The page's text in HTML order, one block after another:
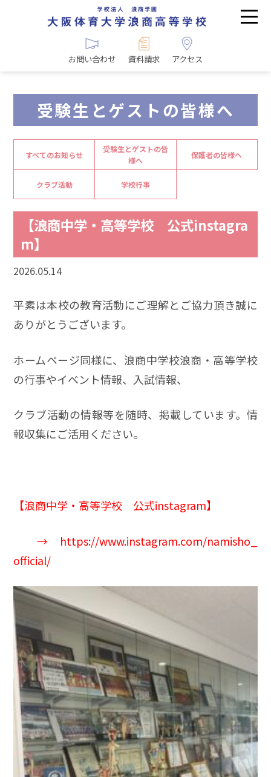
お問い合わせ 資料請求 アクセス
受験生とゲストの皆様へ
すべてのお知らせ
受験生とゲストの皆
様へ
保護者の皆様へ
クラブ活動 学校行事
【浪商中学・高等学校 公式instagra
m】
2026.05.14
平素は本校の教育活動にご理解とご協力頂き誠に
ありがとうございます。
ホームページ同様に、浪商中学校浪商・高等学校
の行事やイベント情報、入試情報、
クラブ活動の情報等を随時、掲載しています。情
報収集にご活用ください。
【浪商中学 ・高等学校 公式instagram】
→ https://www.instagram.com/namisho_
official/